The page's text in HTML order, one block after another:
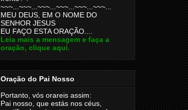
~~~...~~~...~~~...~~~...~~~...~~~...
MEU DEUS, EM O NOME DO
SENHOR JESUS
EU FAÇO ESTA ORAÇÃO....
Leia mais a mensagem e faça a
oração, clique aqui.
Oração do Pai Nosso
Portanto, vós orareis assim:
Pai nosso, que estás nos céus,